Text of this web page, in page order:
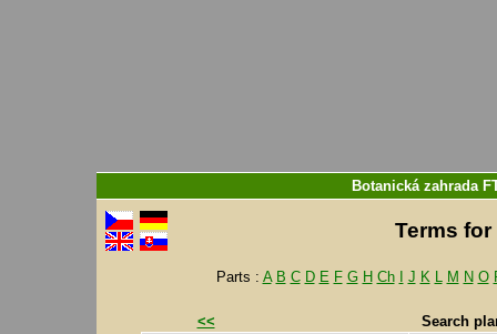
Botanická zahrada
Terms
Parts : A B C D E F G H Ch J K L M N O
<<
Search